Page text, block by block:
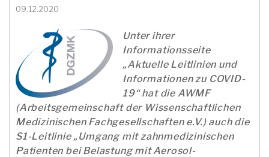
09.12.2020
Unter ihrer
Informationsseite
„Aktuelle Leitlinien und
Informationen zu COVID-
19“ hat die AWMF
(Arbeitsgemeinschaft der Wissenschaftlichen
Medizinischen Fachgesellschaften e.V.) auch die
S1-Leitlinie „Umgang mit zahnmedizinischen
Patienten bei Belastung mit Aerosol-